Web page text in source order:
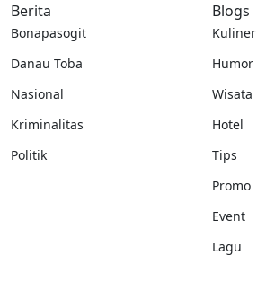
Berita
Bonapasogit
Danau Toba
Nasional
Kriminalitas
Politik
Blogs
Kuliner
Humor
Wisata
Hotel
Tips
Promo
Event
Lagu